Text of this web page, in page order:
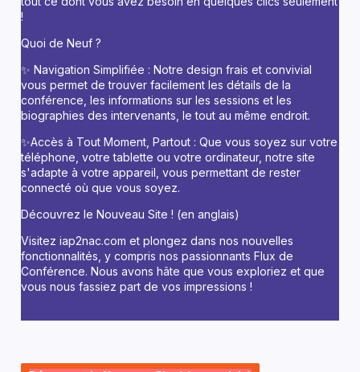
!
Quoi de Neuf ?
✨ Navigation Simplifiée : Notre design frais et convivial
vous permet de trouver facilement les détails de la
conférence, les informations sur les sessions et les
biographies des intervenants, le tout au même endroit.
✨Accès à Tout Moment, Partout : Que vous soyez sur votre
téléphone, votre tablette ou votre ordinateur, notre site
s'adapte à votre appareil, vous permettant de rester
connecté où que vous soyez.
Découvrez le Nouveau Site ! (en anglais)
Visitez iap2nac.com et plongez dans nos nouvelles
fonctionnalités, y compris nos passionnants Flux de
Conférence. Nous avons hâte que vous exploriez et que
vous nous fassiez part de vos impressions !